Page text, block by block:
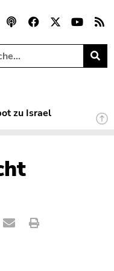
zu Israel